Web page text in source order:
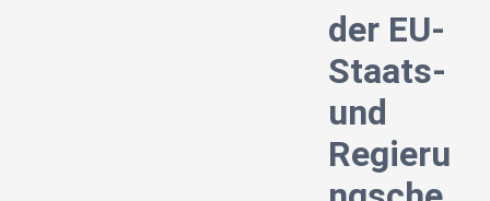
der EU-
Staats-
und
Regieru